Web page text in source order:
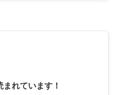
れています！